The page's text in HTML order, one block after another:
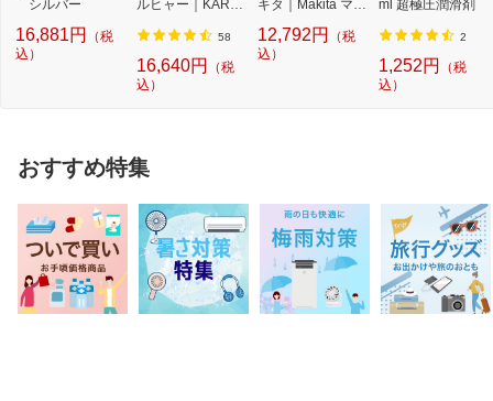
シルバー
16,881円
（税
込）
ルヒャー｜KARC
圧...
58
16,640円
（税
込）
キタ｜Makita マキ
12,792円
（税
込）
ml 超極圧潤滑剤
2
1,252円
（税
込）
おすすめ特集